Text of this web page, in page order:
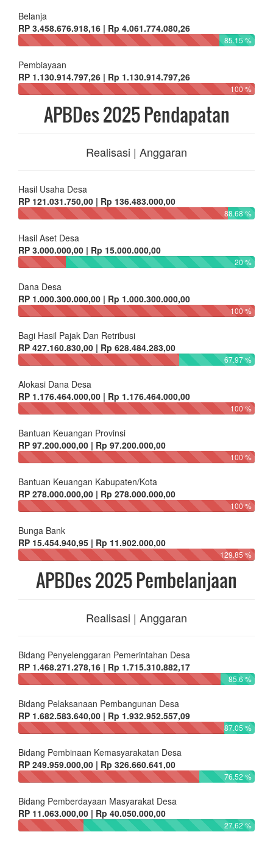
Belanja
RP 3.458.676.918,16 | Rp 4.061.774.080,26
85.15 %
Pembiayaan
RP 1.130.914.797,26 | Rp 1.130.914.797,26
100 %
APBDes 2025 Pendapatan
Realisasi | Anggaran
Hasil Usaha Desa
RP 121.031.750,00 | Rp 136.483.000,00
88.68 %
Hasil Aset Desa
RP 3.000.000,00 | Rp 15.000.000,00
20 %
Dana Desa
RP 1.000.300.000,00 | Rp 1.000.300.000,00
100 %
Bagi Hasil Pajak Dan Retribusi
RP 427.160.830,00 | Rp 628.484.283,00
67.97 %
Alokasi Dana Desa
RP 1.176.464.000,00 | Rp 1.176.464.000,00
100 %
Bantuan Keuangan Provinsi
RP 97.200.000,00 | Rp 97.200.000,00
100 %
Bantuan Keuangan Kabupaten/Kota
RP 278.000.000,00 | Rp 278.000.000,00
100 %
Bunga Bank
RP 15.454.940,95 | Rp 11.902.000,00
129.85 %
APBDes 2025 Pembelanjaan
Realisasi | Anggaran
Bidang Penyelenggaran Pemerintahan Desa
RP 1.468.271.278,16 | Rp 1.715.310.882,17
85.6 %
Bidang Pelaksanaan Pembangunan Desa
RP 1.682.583.640,00 | Rp 1.932.952.557,09
87.05 %
Bidang Pembinaan Kemasyarakatan Desa
RP 249.959.000,00 | Rp 326.660.641,00
76.52 %
Bidang Pemberdayaan Masyarakat Desa
RP 11.063.000,00 | Rp 40.050.000,00
27.62 %